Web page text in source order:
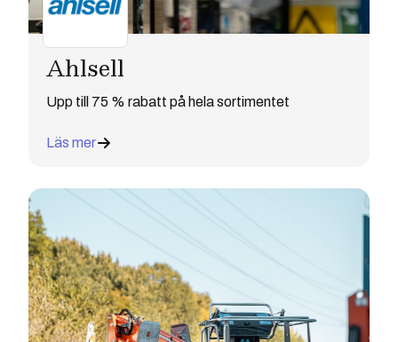
Ahlsell
Upp till 75 % rabatt på hela sortimentet
Läs mer